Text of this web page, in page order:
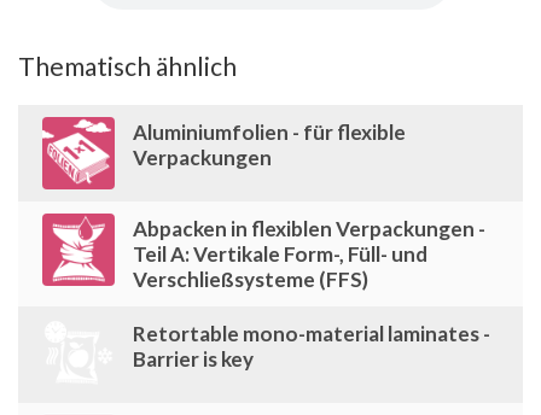
Thematisch ähnlich
Aluminiumfolien - für flexible
Verpackungen
Abpacken in flexiblen Verpackungen -
Teil A: Vertikale Form-, Füll- und
Verschließsysteme (FFS)
Retortable mono-material laminates -
Barrier is key